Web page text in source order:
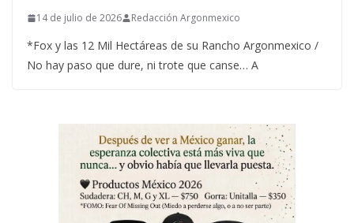
14 de julio de 2026 Redacción Argonmexico
*Fox y las 12 Mil Hectáreas de su Rancho Argonmexico /
No hay paso que dure, ni trote que canse… A